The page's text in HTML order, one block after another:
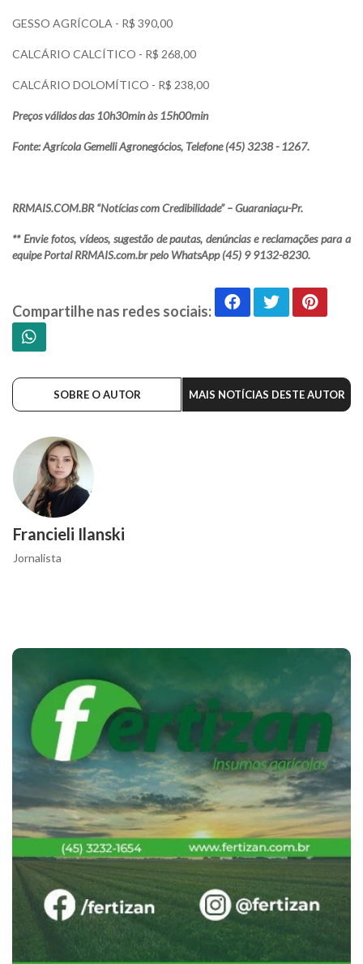
GESSO AGRÍCOLA - R$ 390,00
CALCÁRIO CALCÍTICO - R$ 268,00
CALCÁRIO DOLOMÍTICO - R$ 238,00
Preços válidos das 10h30min às 15h00min
Fonte: Agrícola Gemelli Agronegócios, Telefone (45) 3238 - 1267.
RRMAIS.COM.BR “Notícias com Credibilidade” – Guaraniaçu-Pr.
** Envie fotos, vídeos, sugestão de pautas, denúncias e reclamações para a
equipe Portal RRMAIS.com.br pelo WhatsApp (45) 9 9132-8230.
Compartilhe nas redes sociais:
SOBRE O AUTOR MAIS NOTÍCIAS DESTE AUTOR
Francieli Ilanski
Jornalista
Cotações